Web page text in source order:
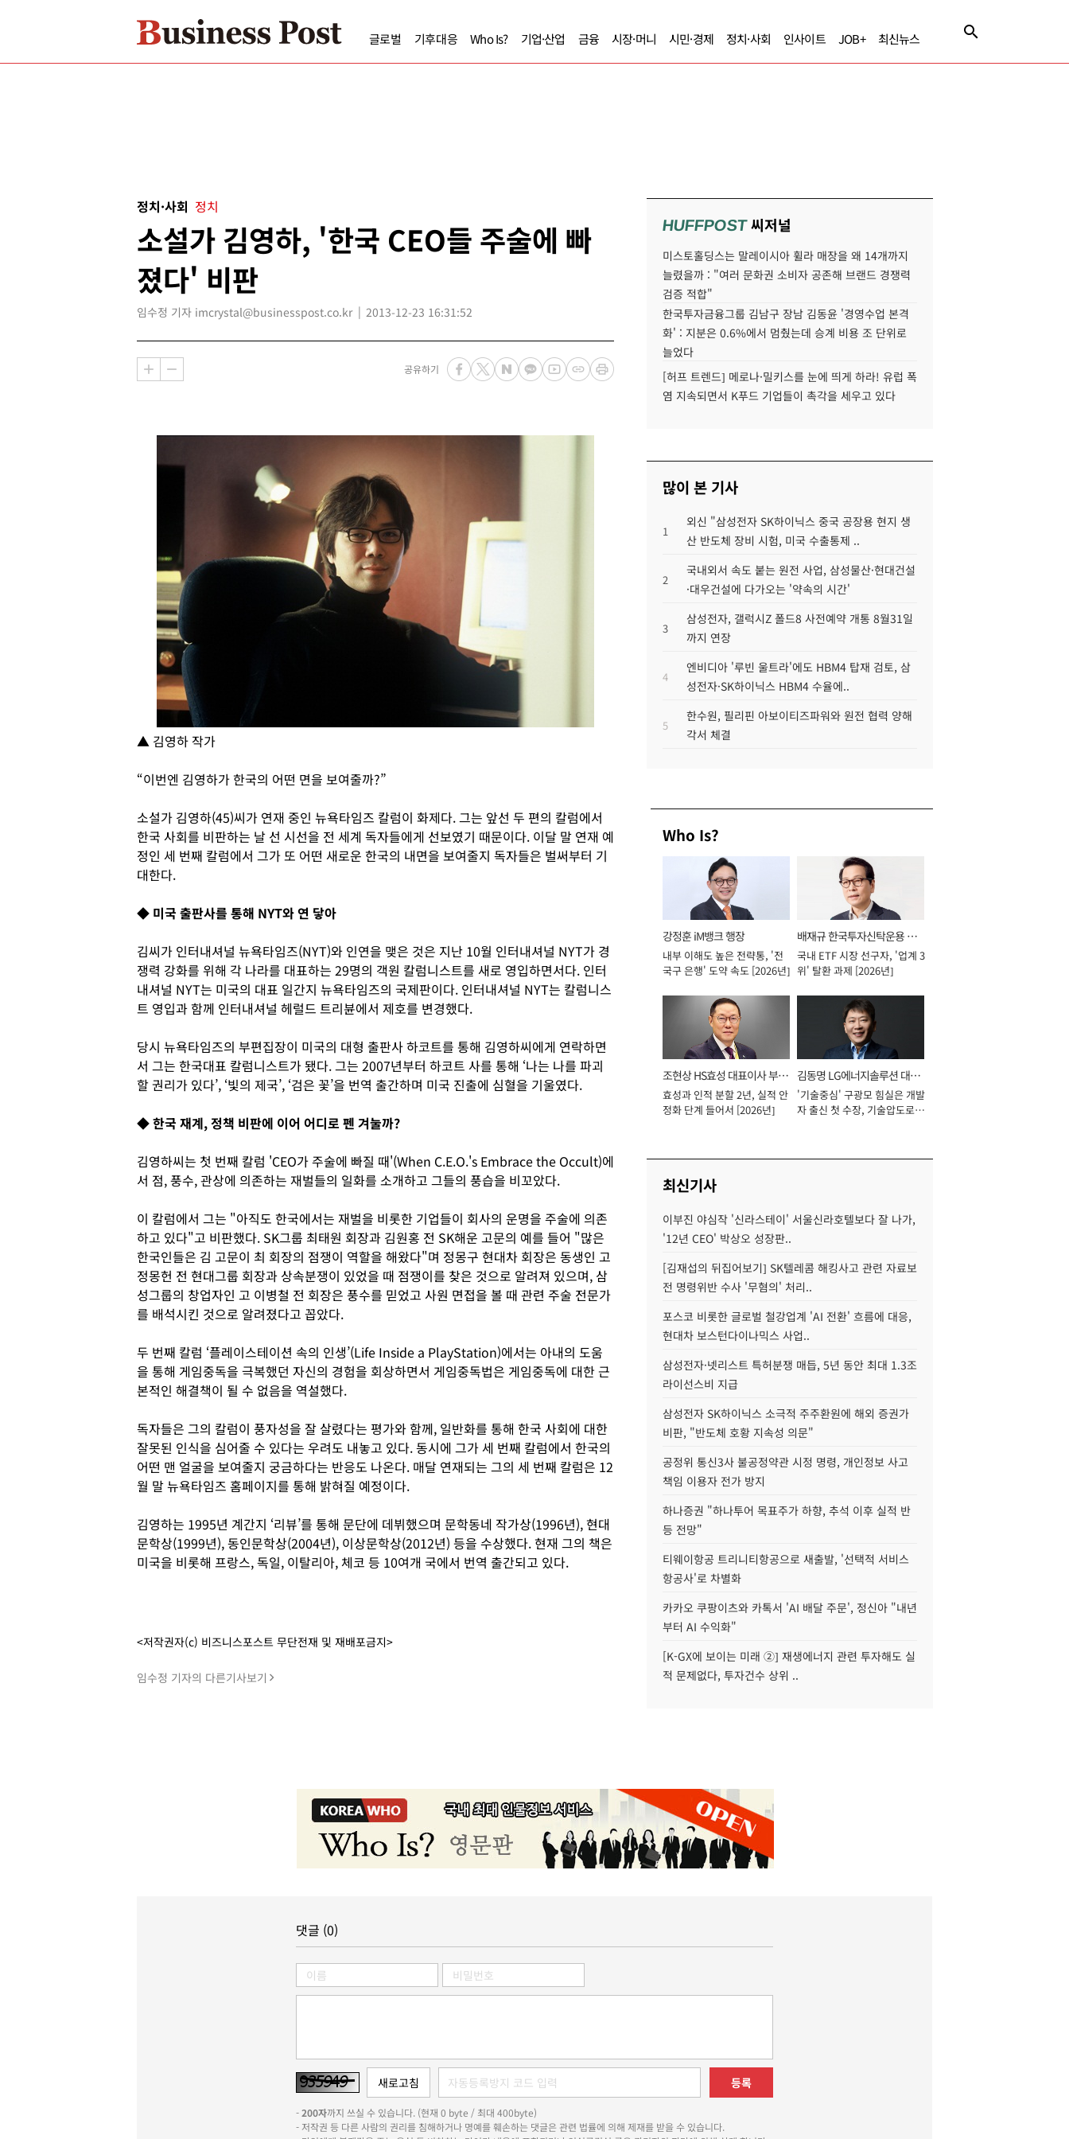
글로벌 기후대응 Who Is? 기업·산업 금융 시장·머니 시민·경제 정치·사회 인사이트 JOB+ 최신뉴스
정치·사회 정치
소설가 김영하, '한국 CEO들 주술에 빠
졌다' 비판
임수정 기자 imcrystal@businesspost.co.kr 2013-12-23 16:31:52
공유하기
▲ 김영하 작가
“이번엔 김영하가 한국의 어떤 면을 보여줄까?”
소설가 김영하(45)씨가 연재 중인 뉴욕타임즈 칼럼이 화제다. 그는 앞선 두 편의 칼럼에서
한국 사회를 비판하는 날 선 시선을 전 세계 독자들에게 선보였기 때문이다. 이달 말 연재 예
정인 세 번째 칼럼에서 그가 또 어떤 새로운 한국의 내면을 보여줄지 독자들은 벌써부터 기
대한다.
◆ 미국 출판사를 통해 NYT와 연 닿아
김씨가 인터내셔널 뉴욕타임즈(NYT)와 인연을 맺은 것은 지난 10월 인터내셔널 NYT가 경
쟁력 강화를 위해 각 나라를 대표하는 29명의 객원 칼럼니스트를 새로 영입하면서다. 인터
내셔널 NYT는 미국의 대표 일간지 뉴욕타임즈의 국제판이다. 인터내셔널 NYT는 칼럼니스
트 영입과 함께 인터내셔널 헤럴드 트리뷴에서 제호를 변경했다.
당시 뉴욕타임즈의 부편집장이 미국의 대형 출판사 하코트를 통해 김영하씨에게 연락하면
서 그는 한국대표 칼럼니스트가 됐다. 그는 2007년부터 하코트 사를 통해 ‘나는 나를 파괴
할 권리가 있다’, ‘빛의 제국’, ‘검은 꽃’을 번역 출간하며 미국 진출에 심혈을 기울였다.
◆ 한국 재계, 정책 비판에 이어 어디로 펜 겨눌까?
김영하씨는 첫 번째 칼럼 'CEO가 주술에 빠질 때'(When C.E.O.'s Embrace the Occult)에
서 점, 풍수, 관상에 의존하는 재벌들의 일화를 소개하고 그들의 풍습을 비꼬았다.
이 칼럼에서 그는 "아직도 한국에서는 재벌을 비롯한 기업들이 회사의 운명을 주술에 의존
하고 있다"고 비판했다. SK그룹 최태원 회장과 김원홍 전 SK해운 고문의 예를 들어 "많은
한국인들은 김 고문이 최 회장의 점쟁이 역할을 해왔다"며 정몽구 현대차 회장은 동생인 고
정몽헌 전 현대그룹 회장과 상속분쟁이 있었을 때 점쟁이를 찾은 것으로 알려져 있으며, 삼
성그룹의 창업자인 고 이병철 전 회장은 풍수를 믿었고 사원 면접을 볼 때 관련 주술 전문가
를 배석시킨 것으로 알려졌다고 꼽았다.
두 번째 칼럼 ‘플레이스테이션 속의 인생’(Life Inside a PlayStation)에서는 아내의 도움
을 통해 게임중독을 극복했던 자신의 경험을 회상하면서 게임중독법은 게임중독에 대한 근
본적인 해결책이 될 수 없음을 역설했다.
독자들은 그의 칼럼이 풍자성을 잘 살렸다는 평가와 함께, 일반화를 통해 한국 사회에 대한
잘못된 인식을 심어줄 수 있다는 우려도 내놓고 있다. 동시에 그가 세 번째 칼럼에서 한국의
어떤 맨 얼굴을 보여줄지 궁금하다는 반응도 나온다. 매달 연재되는 그의 세 번째 칼럼은 12
월 말 뉴욕타임즈 홈페이지를 통해 밝혀질 예정이다.
김영하는 1995년 계간지 ‘리뷰’를 통해 문단에 데뷔했으며 문학동네 작가상(1996년), 현대
문학상(1999년), 동인문학상(2004년), 이상문학상(2012년) 등을 수상했다. 현재 그의 책은
미국을 비롯해 프랑스, 독일, 이탈리아, 체코 등 10여개 국에서 번역 출간되고 있다.
<저작권자(c) 비즈니스포스트 무단전재 및 재배포금지>
임수정 기자의 다른기사보기
HUFFPOST씨저널
미스토홀딩스는 말레이시아 휠라 매장을 왜 14개까지
늘렸을까 : "여러 문화권 소비자 공존해 브랜드 경쟁력
검증 적합"
한국투자금융그룹 김남구 장남 김동윤 '경영수업 본격
화' : 지분은 0.6%에서 멈췄는데 승계 비용 조 단위로
늘었다
[허프 트렌드] 메로나·밀키스를 눈에 띄게 하라! 유럽 폭
염 지속되면서 K푸드 기업들이 촉각을 세우고 있다
많이 본 기사
1
외신 "삼성전자 SK하이닉스 중국 공장용 현지 생
산 반도체 장비 시험, 미국 수출통제 ..
2
국내외서 속도 붙는 원전 사업, 삼성물산·현대건설
·대우건설에 다가오는 '약속의 시간'
3
삼성전자, 갤럭시Z 폴드8 사전예약 개통 8월31일
까지 연장
4
엔비디아 '루빈 울트라'에도 HBM4 탑재 검토, 삼
성전자·SK하이닉스 HBM4 수율에..
5
한수원, 필리핀 아보이티즈파워와 원전 협력 양해
각서 체결
Who Is?
강정훈 iM뱅크 행장
내부 이해도 높은 전략통, '전
국구 은행' 도약 속도 [2026년]
배재규 한국투자신탁운용 대
표이사 사장
국내 ETF 시장 선구자, '업계 3
위' 탈환 과제 [2026년]
조현상 HS효성 대표이사 부회
장
효성과 인적 분할 2년, 실적 안
정화 단계 들어서 [2026년]
김동명 LG에너지솔루션 대표
이사 사장
'기술중심' 구광모 힘실은 개발
자 출신 첫 수장, 기술압도로
최신기사
이부진 야심작 '신라스테이' 서울신라호텔보다 잘 나가,
'12년 CEO' 박상오 성장판..
[김재섭의 뒤집어보기] SK텔레콤 해킹사고 관련 자료보
전 명령위반 수사 '무혐의' 처리..
포스코 비롯한 글로벌 철강업계 'AI 전환' 흐름에 대응,
현대차 보스턴다이나믹스 사업..
삼성전자·넷리스트 특허분쟁 매듭, 5년 동안 최대 1.3조
라이선스비 지급
삼성전자 SK하이닉스 소극적 주주환원에 해외 증권가
비판, "반도체 호황 지속성 의문"
공정위 통신3사 불공정약관 시정 명령, 개인정보 사고
책임 이용자 전가 방지
하나증권 "하나투어 목표주가 하향, 추석 이후 실적 반
등 전망"
티웨이항공 트리니티항공으로 새출발, '선택적 서비스
항공사'로 차별화
카카오 쿠팡이츠와 카톡서 'AI 배달 주문', 정신아 "내년
부터 AI 수익화"
[K-GX에 보이는 미래 ②] 재생에너지 관련 투자해도 실
적 문제없다, 투자건수 상위 ..
댓글 (0)
등록
-200자까지 쓰실 수 있습니다. (현재 0 byte / 최대 400byte)
- 저작권 등 다른 사람의 권리를 침해하거나 명예를 훼손하는 댓글은 관련 법률에 의해 제재를 받을 수 있습니다.